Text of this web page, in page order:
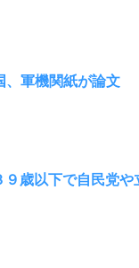
軍機関紙が論文
歳以下で自民党や